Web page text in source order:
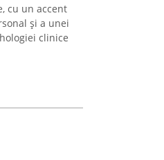
cu un accent
și a unei
clinice